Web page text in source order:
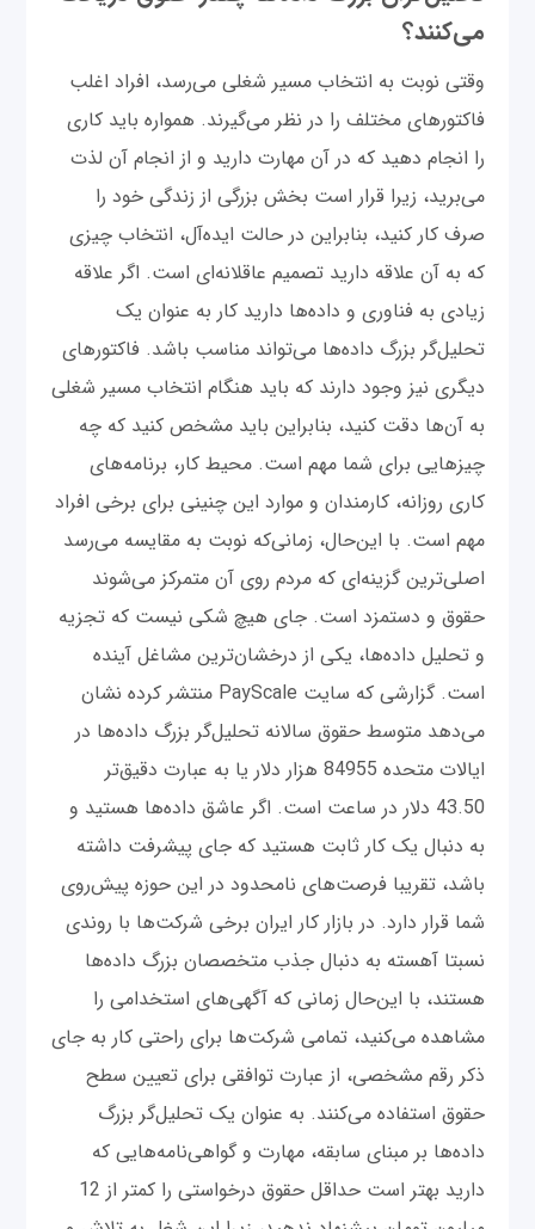
می‌کنند؟
وقتی نوبت به انتخاب مسیر شغلی می‌رسد، افراد اغلب
فاکتورهای مختلف را در نظر می‌گیرند. همواره باید کاری
را انجام دهید که در آن مهارت دارید و از انجام آن لذت
می‌برید، زیرا قرار است بخش بزرگی از زندگی خود را
صرف کار کنید، بنابراین در حالت ایده‌آل، انتخاب چیزی
که به آن علاقه دارید تصمیم عاقلانه‌ای است. اگر علاقه
زیادی به فناوری و داده‌ها دارید کار به عنوان یک
تحلیل‌گر بزرگ داده‌ها می‌تواند مناسب باشد. فاکتورهای
دیگری نیز وجود دارند که باید هنگام انتخاب مسیر شغلی
به آن‌ها دقت کنید، بنابراین باید مشخص کنید که چه
چیزهایی برای شما مهم است. محیط کار، برنامه‌های
کاری روزانه، کارمندان و موارد این چنینی برای برخی افراد
مهم است. با این‌حال، زمانی‌که نوبت به مقایسه می‌رسد
اصلی‌ترین گزینه‌ای که مردم روی آن متمرکز می‌شوند
حقوق و دستمزد است. جای هیچ شکی نیست که تجزیه
و تحلیل داده‌ها‌، یکی از درخشان‌ترین مشاغل آینده
است. گزارشی که سایت PayScale منتشر کرده نشان
می‌دهد متوسط ​​حقوق سالانه تحلیل‌گر بزرگ داده‌ها در
ایالات متحده 84955 هزار دلار یا به عبارت دقیق‌تر
43.50 دلار در ساعت است. اگر عاشق داده‌ها هستید و
به دنبال یک کار ثابت هستید که جای پیشرفت داشته
باشد، تقریبا فرصت‌های نامحدود در این حوزه پیش‌روی
شما قرار دارد. در بازار کار ایران برخی شرکت‌ها با روندی
نسبتا آهسته به دنبال جذب متخصصان بزرگ داده‌ها
هستند، با این‌حال زمانی که آگهی‌های استخدامی را
مشاهده می‌کنید، تمامی شرکت‌ها برای راحتی کار به جای
ذکر رقم مشخصی، از عبارت توافقی برای تعیین سطح
حقوق استفاده می‌کنند. به عنوان یک تحلیل‌گر بزرگ
داده‌ها بر مبنای سابقه، مهارت و گواهی‌نامه‌هایی که
دارید بهتر است حداقل حقوق درخواستی را کمتر از 12